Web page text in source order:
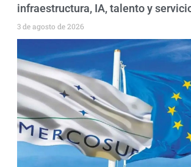
infraestructura, IA, talento y
3 de agosto de 2026